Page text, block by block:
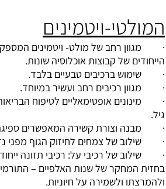
המולטי-ויטמינים
· מגוון רחב של מולט- ויטמינים המספק
הייחודים של קבוצות אוכלוסיה שונות.
· שימוש ברכיבים טבעיים בלבד.
· מגוון רכיבים רחב ועשיר במיוחד.
· מינונים אופטימאליים לטיפוח
גיל.
· מבנה וצורת קשירה המאפשרים ספיגה
· שילוב של צמחים לחיזוק הגוף מפני
· שילוב של רכיבי על: רכיבי תזונה
בחזית המחקר של שנות האלפיים –
ולהמרצתו ולשמירה על חיוניות.